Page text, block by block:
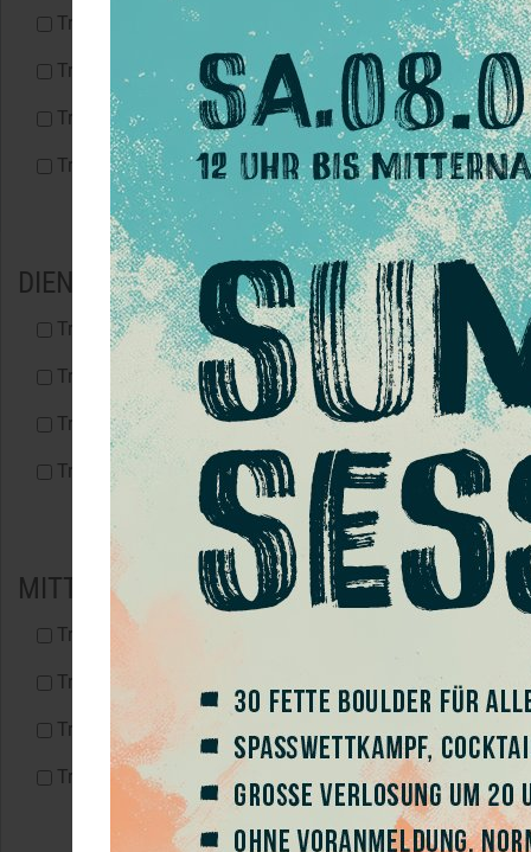
Trainingsgruppe(TG-B-Mo)
Trainingsgruppe Women Only (TG-W-Mo)
Trainingsgruppe Advanced (TG-A-Mo)
Trainingsgruppe 40+ (TG-40-Mo)
DIENSTAG
Trainingsgruppe (TG-B-Di)
Trainingsgruppe Women Only (TG-W-Di)
Trainingsgruppe Advanced (TG-A-Di)
Trainingsgruppe 40+ (TG-40-Di)
MITTWOCH
Trainingsgruppe(TG-B-Mi)
Trainingsgruppe Women Only (TG-W-Mi)
Trainingsgruppe Advanced (TG-A-Mi)
Trainingsgruppe 40+ (TG-40-Mi)